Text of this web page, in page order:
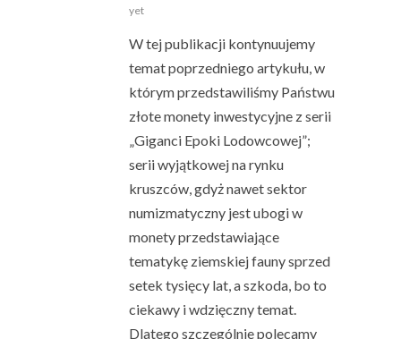
yet
W tej publikacji kontynuujemy
temat poprzedniego artykułu, w
którym przedstawiliśmy Państwu
złote monety inwestycyjne z serii
„Giganci Epoki Lodowcowej”;
serii wyjątkowej na rynku
kruszców, gdyż nawet sektor
numizmatyczny jest ubogi w
monety przedstawiające
tematykę ziemskiej fauny sprzed
setek tysięcy lat, a szkoda, bo to
ciekawy i wdzięczny temat.
Dlatego szczególnie polecamy